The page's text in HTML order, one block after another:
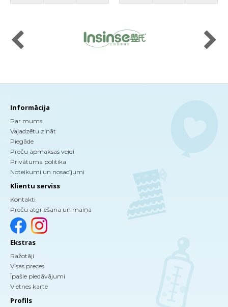
Informācija
Par mums
Vajadzētu zināt
Piegāde
Preču apmaksas veidi
Privātuma politika
Noteikumi un nosacījumi
Klientu serviss
Kontakti
Preču atgriešana un maiņa
Ekstras
Ražotāji
Visas preces
Īpašie piedāvājumi
Vietnes karte
Profils